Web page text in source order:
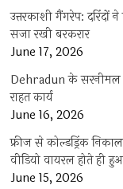
उत्तरकाशी गैंगरेप: दरिंदों
सजा रखी बरकरार
June 17, 2026
Dehradun के सरनीमल
राहत कार्य
June 16, 2026
फ्रीज से कोल्डड्रिंक
वीडियो वायरल होते ही
June 15, 2026